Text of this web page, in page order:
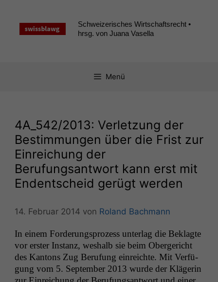
springen
Schweizerisches Wirtschaftsrecht •
hrsg. von Juana Vasella
Menü
4A_542/2013: Verletzung der
Bestimmungen über die Frist zur
Einreichung der
Berufungsantwort kann erst mit
Endentscheid gerügt werden
14. Februar 2014 von Roland Bachmann
In einem Forderung­sprozess unter­lag die Beklagte
vor erster Instanz, weshalb sie beim Oberg­ericht
des Kan­tons Zug Beru­fung ein­re­ichte. Mit Ver­fü­
gung vom 5. Sep­tem­ber 2013 wurde der Klägerin